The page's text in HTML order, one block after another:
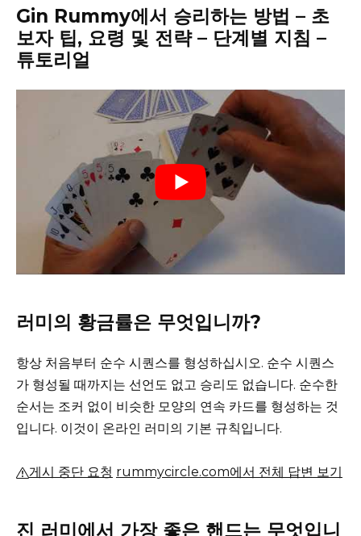
Gin Rummy에서 승리하는 방법 – 초
보자 팁, 요령 및 전략 – 단계별 지침 –
튜토리얼
러미의 황금률은 무엇입니까?
항상 처음부터 순수 시퀀스를 형성하십시오. 순수 시퀀스
가 ​​형성될 때까지는 선언도 없고 승리도 없습니다. 순수한
순서는 조커 없이 비슷한 모양의 연속 카드를 형성하는 것
입니다. 이것이 온라인 러미의 기본 규칙입니다.
게시 중단 요청 rummycircle.com에서 전체 답변 보기
진 러미에서 가장 좋은 핸드는 무엇입니